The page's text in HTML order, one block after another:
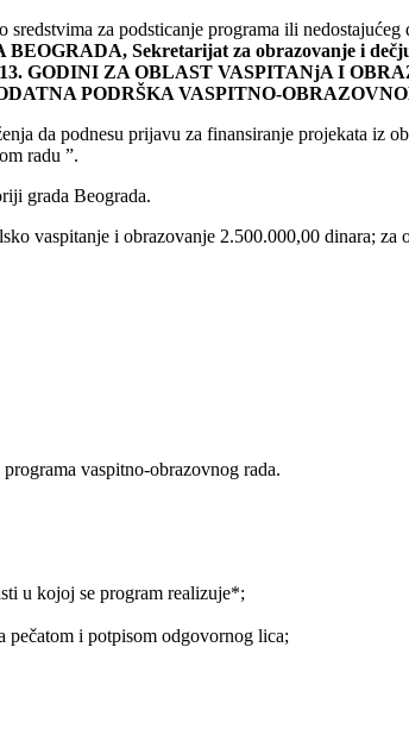
za podsticanje programa ili nedostajućeg
BEOGRADA, Sekretarijat za obrazovanje i
GODINI ZA OBLAST VASPITANjA I
PODRŠKA VASPITNO-
da podnesu prijavu za finansiranje projekata iz
radu ”.
grada Beograda.
vaspitanje i obrazovanje 2.500.000,00 dinara; za
vaspitno-obrazovnog rada.
u kojoj se program realizuje*;
pečatom i potpisom odgovornog lica;